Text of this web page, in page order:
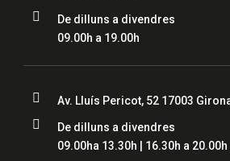

De dilluns a divendres
09.00h a 19.00h
 Av. Lluís Pericot, 52 17003

De dilluns a divendres
09.00ha 13.30h | 16.30h a 20.00h